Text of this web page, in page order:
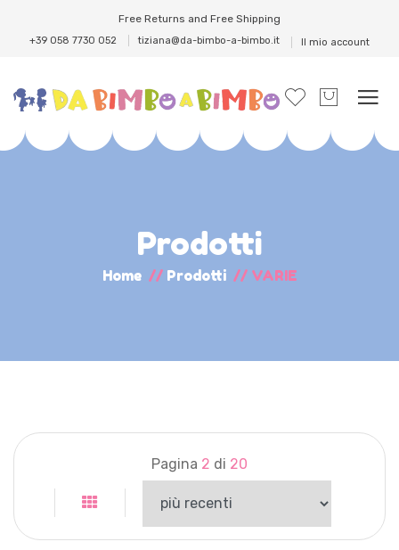
Free Returns and Free Shipping
+39 058 7730 052 tiziana@da-bimbo-a-bimbo.it Il mio account
Prodotti
Home // Prodotti // VARIE
Pagina 2 di 20